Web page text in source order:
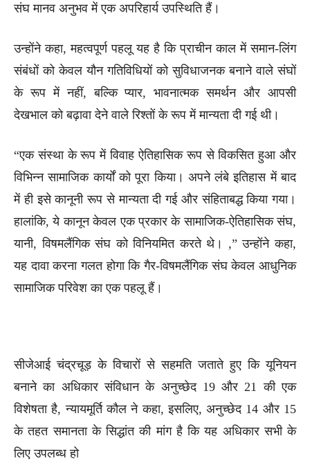
संघ मानव अनुभव में एक अपरिहार्य उपस्थिति हैं।
उन्होंने कहा, महत्वपूर्ण पहलू यह है कि प्राचीन काल में समान-लिंग
संबंधों को केवल यौन गतिविधियों को सुविधाजनक बनाने वाले संघों
के रूप में नहीं, बल्कि प्यार, भावनात्मक समर्थन और आपसी
देखभाल को बढ़ावा देने वाले रिश्तों के रूप में मान्यता दी गई थी।
“एक संस्था के रूप में विवाह ऐतिहासिक रूप से विकसित हुआ और
विभिन्न सामाजिक कार्यों को पूरा किया। अपने लंबे इतिहास में बाद
में ही इसे कानूनी रूप से मान्यता दी गई और संहिताबद्ध किया गया।
हालांकि, ये कानून केवल एक प्रकार के सामाजिक-ऐतिहासिक संघ,
यानी, विषमलैंगिक संघ को विनियमित करते थे। ,” उन्होंने कहा,
यह दावा करना गलत होगा कि गैर-विषमलैंगिक संघ केवल आधुनिक
सामाजिक परिवेश का एक पहलू हैं।
सीजेआई चंद्रचूड़ के विचारों से सहमति जताते हुए कि यूनियन
बनाने का अधिकार संविधान के अनुच्छेद 19 और 21 की एक
विशेषता है, न्यायमूर्ति कौल ने कहा, इसलिए, अनुच्छेद 14 और 15
के तहत समानता के सिद्धांत की मांग है कि यह अधिकार सभी के
लिए उपलब्ध हो